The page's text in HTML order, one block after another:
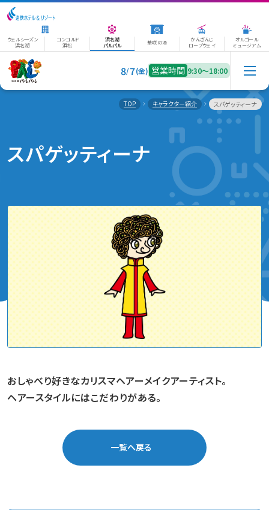
ウェルシーズン
浜名湖
コンコルド
浜松
浜名湖
パルパル
華咲の湯
かんざんじ
ロープウェイ
オルゴール
ミュージアム
8/7(金) 営業時間 9:30〜18:00
TOP キャラクター紹介 スパゲッティーナ
スパゲッティーナ
おしゃべり好きなカリスマヘアーメイクアーティスト。
ヘアースタイルにはこだわりがある。
一覧へ戻る